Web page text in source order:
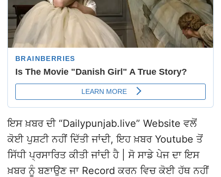
ਇਸ ਖ਼ਬਰ ਦੀ “Dailypunjab.live” Website ਵਲੋਂ
ਕੋਈ ਪੁਸ਼ਟੀ ਨਹੀਂ ਦਿੱਤੀ ਜਾਂਦੀ, ਇਹ ਖ਼ਬਰ Youtube ਤੋਂ
ਸਿੱਧੀ ਪ੍ਰਸਾਰਿਤ ਕੀਤੀ ਜਾਂਦੀ ਹੈ | ਸੋ ਸਾਡੇ ਪੇਜ ਦਾ ਇਸ
ਖ਼ਬਰ ਨੂੰ ਬਣਾਉਣ ਜਾ Record ਕਰਨ ਵਿਚ ਕੋਈ ਹੱਥ ਨਹੀਂ